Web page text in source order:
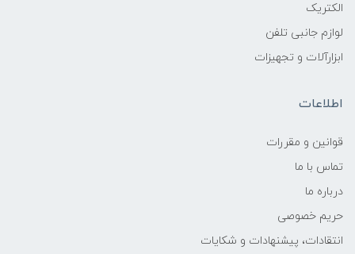
الکتریک
لوازم جانبی تلفن
ابزارآلات و تجهیزات
اطلاعات
قوانين و مقررات
تماس با ما
درباره ما
حریم خصوصی
انتقادات، پیشنهادات و شکایات